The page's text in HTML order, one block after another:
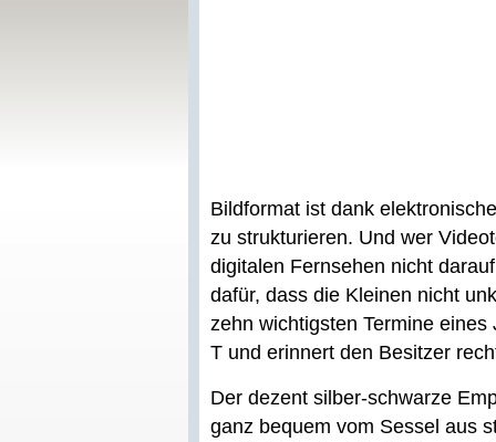
Bildformat ist dank
zu strukturieren. Und wer
digitalen Fernsehen nicht
dafür, dass die Kleinen nicht
zehn wichtigsten Termine
T und erinnert den Besitzer
Der dezent silber-schwarze
ganz bequem vom Sessel aus